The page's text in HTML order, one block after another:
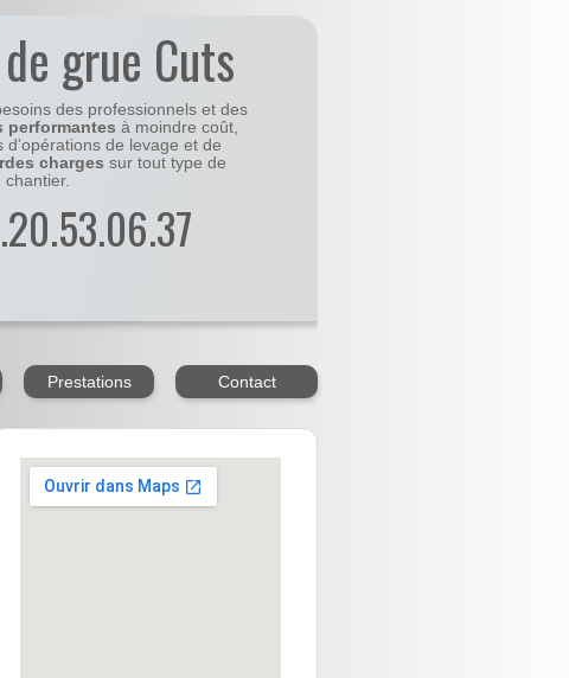
grue Cuts
des professionnels et des
performantes à moindre coût,
d'opérations de levage et de
charges sur tout type de
chantier.
Prestations Contact